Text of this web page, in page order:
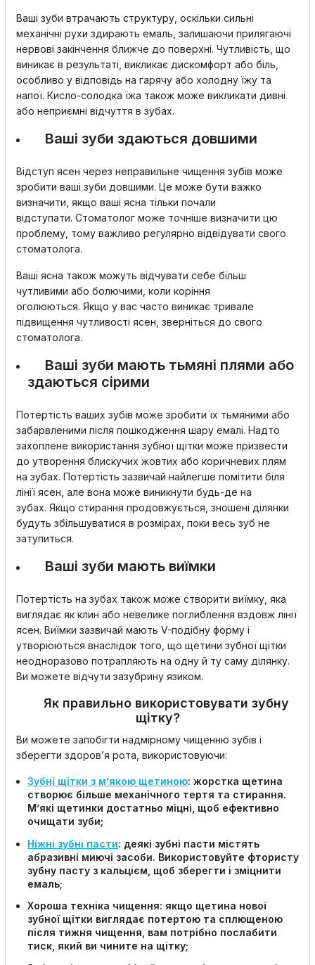
Ваші зуби втрачають структуру, оскільки сильні
механічні рухи здирають емаль, залишаючи прилягаючі
нервові закінчення ближче до поверхні. Чутливість, що
виникає в результаті, викликає дискомфорт або біль,
особливо у відповідь на гарячу або холодну їжу та
напої. Кисло-солодка їжа також може викликати дивні
або неприємні відчуття в зубах.
Ваші зуби здаються довшими
Відступ ясен через неправильне чищення зубів може
зробити ваші зуби довшими. Це може бути важко
визначити, якщо ваші ясна тільки почали
відступати. Стоматолог може точніше визначити цю
проблему, тому важливо регулярно відвідувати свого
стоматолога.
Ваші ясна також можуть відчувати себе більш
чутливими або болючими, коли коріння
оголюються. Якщо у вас часто виникає тривале
підвищення чутливості ясен, зверніться до свого
стоматолога.
Ваші зуби мають тьмяні плями або
здаються сірими
Потертість ваших зубів може зробити їх тьмяними або
забарвленими після пошкодження шару емалі. Надто
захоплене використання зубної щітки може призвести
до утворення блискучих жовтих або коричневих плям
на зубах. Потертість зазвичай найлегше помітити біля
лінії ясен, але вона може виникнути будь-де на
зубах. Якщо стирання продовжується, зношені ділянки
будуть збільшуватися в розмірах, поки весь зуб не
затупиться.
Ваші зуби мають виїмки
Потертість на зубах також може створити виїмку, яка
виглядає як клин або невелике поглиблення вздовж лінії
ясен. Виїмки зазвичай мають V-подібну форму і
утворюються внаслідок того, що щетини зубної щітки
неодноразово потрапляють на одну й ту саму ділянку.
Ви можете відчути зазубрину язиком.
Як правильно використовувати зубну
щітку?
Ви можете запобігти надмірному чищенню зубів і
зберегти здоров’я рота, використовуючи:
Зубні щітки з м’якою щетиною: жорстка щетина
створює більше механічного тертя та стирання.
М’які щетинки достатньо міцні, щоб ефективно
очищати зуби;
Ніжні зубні пасти: деякі зубні пасти містять
абразивні миючі засоби. Використовуйте фтористу
зубну пасту з кальцієм, щоб зберегти і зміцнити
емаль;
Хороша техніка чищення: якщо щетина нової
зубної щітки виглядає потертою та сплющеною
після тижня чищення, вам потрібно послабити
тиск, який ви чините на щітку;